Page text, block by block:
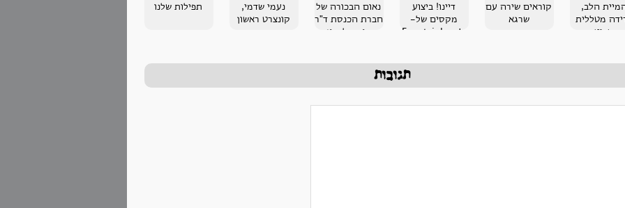
הלב,
מטללית
שביט
קוראים שירה עם
שרגא
דיינו! ביצוע
מקסים של-
Fountainheads
נאום הבכורה של
חברת הכנסת ד"ר
רות קלדרון
נעמי שדמי,
קונצרט ראשון
תפילות שלנו
תגובות